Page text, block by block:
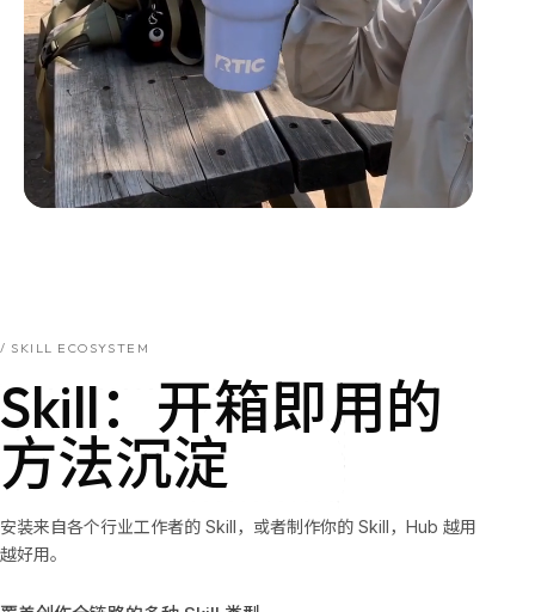
/ SKILL ECOSYSTEM
Skill：开箱即用的方
Skill： 开箱即用的
方法沉淀
安装来自各个行业工作者的 Skill，或者制作你的 Skill，Hub 越用
越好用。